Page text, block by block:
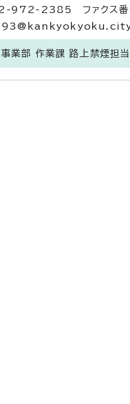
972-2385 ファクス
業部 作業課 路上禁煙担